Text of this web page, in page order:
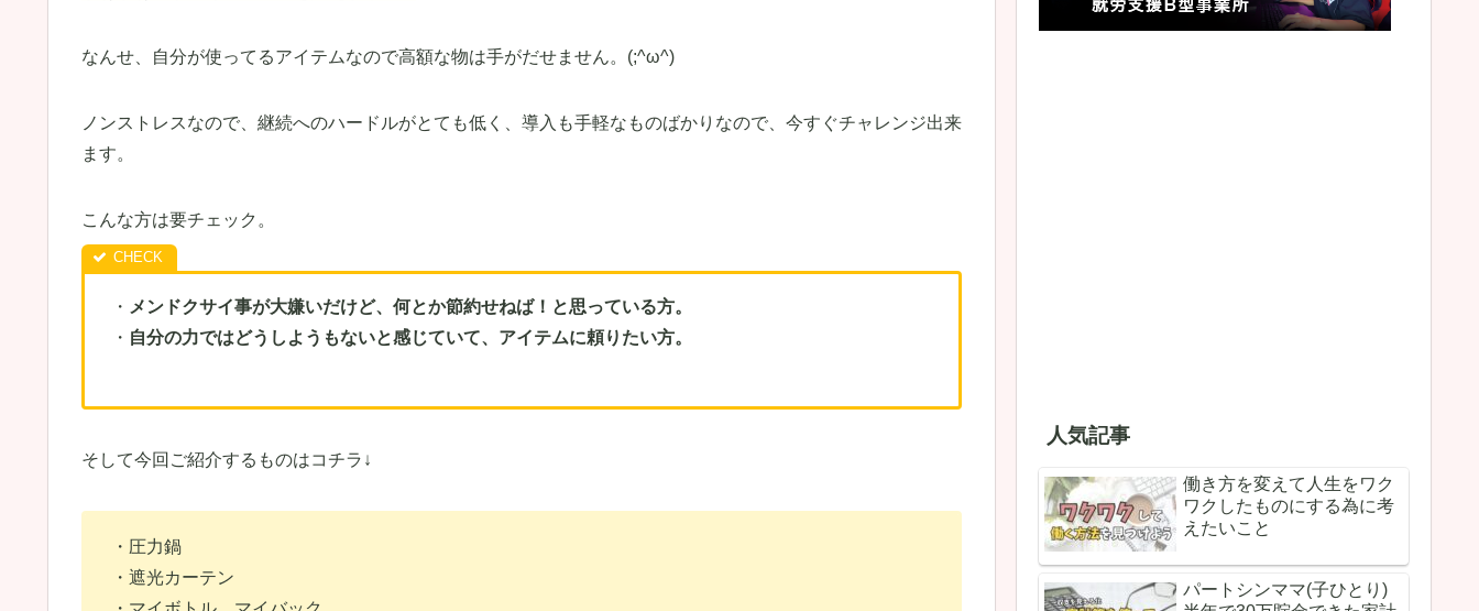
なんせ、自分が使ってるアイテムなので高額な物は手がだせません。(;^ω^)
ノンストレスなので、継続へのハードルがとても低く、導入も手軽なものばかりなので、今すぐチャレンジ出来
ます。
こんな方は要チェック。
・ メンドクサイ事が大嫌いだけど、何とか節約せねば！と思っている方。
・ 自分の力ではどうしようもないと感じていて、アイテムに頼りたい方。
そして今回ご紹介するものはコチラ↓
・圧力鍋
・遮光カーテン
人気記事
働き方を変えて人生をワク
ワクしたものにする為に考
えたいこと
パートシンママ(子ひとり)